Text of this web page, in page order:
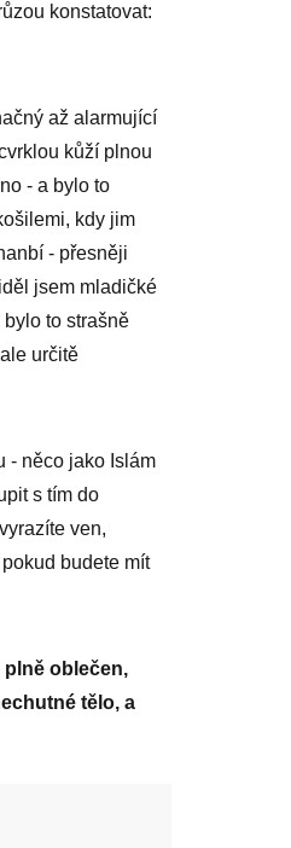
konstatovat:
až alarmující
kůží plnou
- a bylo to
kdy jim
- přesněji
jsem mladičké
to strašně
určitě
- něco jako Islám
s tím do
ven,
budete mít
oblečen,
tělo, a